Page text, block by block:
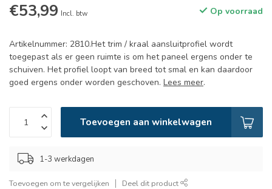
€53,99 Incl. btw Op voorraad
Artikelnummer: 2810.Het trim / kraal aansluitprofiel wordt
toegepast als er geen ruimte is om het paneel ergens onder te
schuiven. Het profiel loopt van breed tot smal en kan daardoor
goed ergens onder worden geschoven. Lees meer.
Toevoegen aan winkelwagen
1-3 werkdagen
Toevoegen om te vergelijken Deel dit product